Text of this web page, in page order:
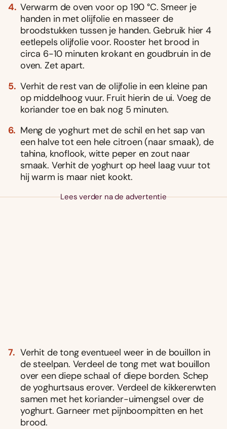
Verwarm de oven voor op 190 °C. Smeer je
handen in met olijfolie en masseer de
broodstukken tussen je handen. Gebruik hier 4
eetlepels olijfolie voor. Rooster het brood in
circa 6-10 minuten krokant en goudbruin in de
oven. Zet apart.
Verhit de rest van de olijfolie in een kleine pan
op middelhoog vuur. Fruit hierin de ui. Voeg de
koriander toe en bak nog 5 minuten.
Meng de yoghurt met de schil en het sap van
een halve tot een hele citroen (naar smaak), de
tahina, knoflook, witte peper en zout naar
smaak. Verhit de yoghurt op heel laag vuur tot
hij warm is maar niet kookt.
Lees verder na de advertentie
Verhit de tong eventueel weer in de bouillon in
de steelpan. Verdeel de tong met wat bouillon
over een diepe schaal of diepe borden. Schep
de yoghurtsaus erover. Verdeel de kikkererwten
samen met het koriander-uimengsel over de
yoghurt. Garneer met pijnboompitten en het
brood.